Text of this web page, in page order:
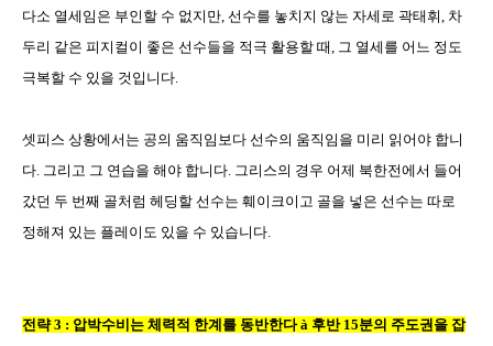
다소 열세임은 부인할 수 없지만, 선수를 놓치지 않는 자세로 곽태휘, 차
두리 같은 피지컬이 좋은 선수들을 적극 활용할 때, 그 열세를 어느 정도
극복할 수 있을 것입니다.
셋피스 상황에서는 공의 움직임보다 선수의 움직임을 미리 읽어야 합니
다. 그리고 그 연습을 해야 합니다. 그리스의 경우 어제 북한전에서 들어
갔던 두 번째 골처럼 헤딩할 선수는 훼이크이고 골을 넣은 선수는 따로
정해져 있는 플레이도 있을 수 있습니다.
전략3 : 압박수비는 체력적 한계를 동반한다à 후반15분의 주도권을 잡